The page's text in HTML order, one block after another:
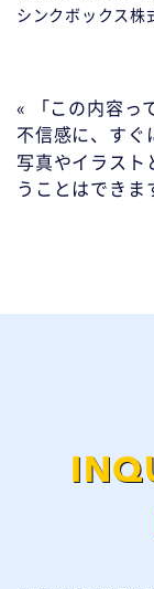
シンクボックス
« 「この内容っ
不信感に、すぐ
写真やイラスト
うことはできま